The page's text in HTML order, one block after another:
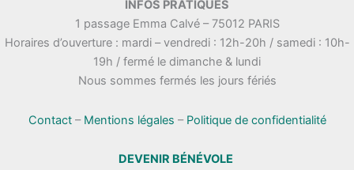
INFOS PRATIQUES
1 passage Emma Calvé – 75012 PARIS
Horaires d’ouverture : mardi – vendredi : 12h-20h / samedi : 10h-
19h / fermé le dimanche & lundi
Nous sommes fermés les jours fériés
Contact– Mentions légales – Politique de confidentialité
DEVENIR BÉNÉVOLE